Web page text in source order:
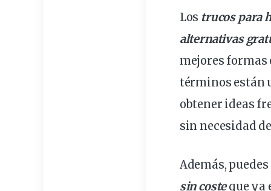
Los trucos para
alternativas
mejores formas
términos están
obtener ideas
sin necesidad
Además,
sin costeque ya